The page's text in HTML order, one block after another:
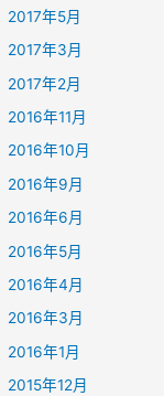
2017年5月
2017年3月
2017年2月
2016年11月
2016年10月
2016年9月
2016年6月
2016年5月
2016年4月
2016年3月
2016年1月
2015年12月